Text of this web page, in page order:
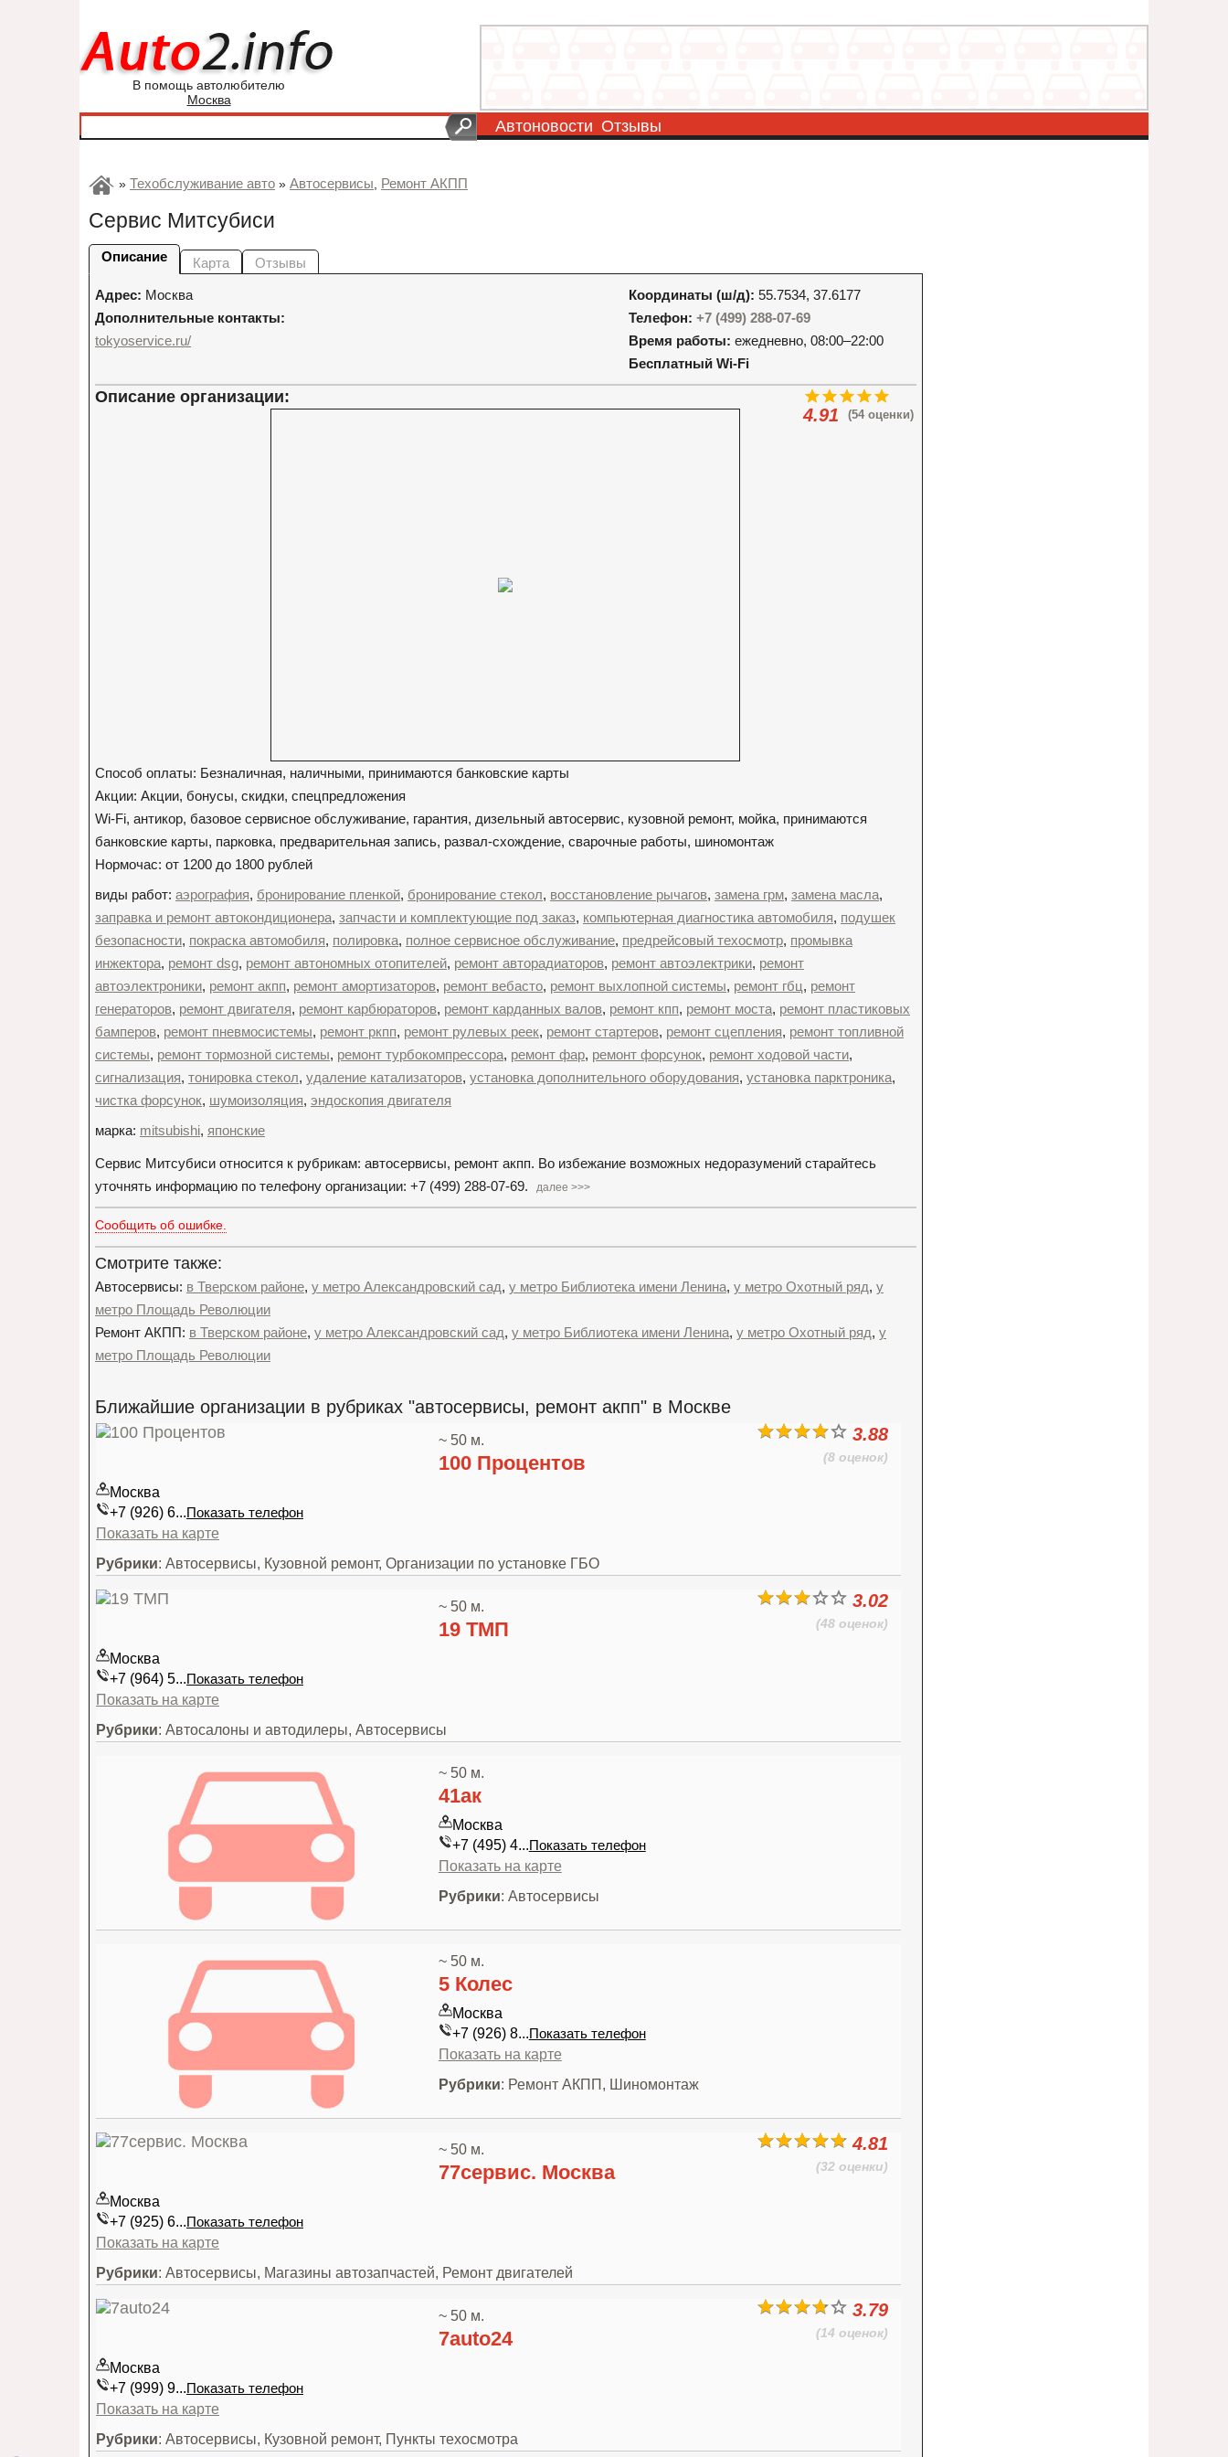
В помощь автолюбителю
Москва
Автоновости Отзывы
» Техобслуживание авто » Автосервисы, Ремонт АКПП
Сервис Митсубиси
Описание Карта Отзывы
Адрес: Москва
Дополнительные контакты:
tokyoservice.ru/
Координаты (ш/д): 55.7534, 37.6177
Телефон: +7 (499) 288-07-69
Время работы: ежедневно, 08:00–22:00
Бесплатный Wi-Fi
(54 оценки)
4.91
Описание организации:
Способ оплаты: Безналичная, наличными, принимаются банковские карты
Акции: Акции, бонусы, скидки, спецпредложения
Wi-Fi, антикор, базовое сервисное обслуживание, гарантия, дизельный автосервис, кузовной ремонт, мойка, принимаются
банковские карты, парковка, предварительная запись, развал-схождение, сварочные работы, шиномонтаж
Нормочас: от 1200 до 1800 рублей
виды работ: аэрография, бронирование пленкой, бронирование стекол, восстановление рычагов, замена грм, замена масла,
заправка и ремонт автокондиционера, запчасти и комплектующие под заказ, компьютерная диагностика автомобиля, подушек
безопасности, покраска автомобиля, полировка, полное сервисное обслуживание, предрейсовый техосмотр, промывка
инжектора, ремонт dsg, ремонт автономных отопителей, ремонт авторадиаторов, ремонт автоэлектрики, ремонт
автоэлектроники, ремонт акпп, ремонт амортизаторов, ремонт вебасто, ремонт выхлопной системы, ремонт гбц, ремонт
генераторов, ремонт двигателя, ремонт карбюраторов, ремонт карданных валов, ремонт кпп, ремонт моста, ремонт пластиковых
бамперов, ремонт пневмосистемы, ремонт ркпп, ремонт рулевых реек, ремонт стартеров, ремонт сцепления, ремонт топливной
системы, ремонт тормозной системы, ремонт турбокомпрессора, ремонт фар, ремонт форсунок, ремонт ходовой части,
сигнализация, тонировка стекол, удаление катализаторов, установка дополнительного оборудования, установка парктроника,
чистка форсунок, шумоизоляция, эндоскопия двигателя
марка: mitsubishi, японские
Сервис Митсубиси относится к рубрикам: автосервисы, ремонт акпп. Во избежание возможных недоразумений старайтесь
уточнять информацию по телефону организации: +7 (499) 288-07-69.
далее >>>
Сообщить об ошибке.
Смотрите также:
Автосервисы: в Тверском районе, у метро Александровский сад, у метро Библиотека имени Ленина, у метро Охотный ряд, у
метро Площадь Революции
Ремонт АКПП: в Тверском районе, у метро Александровский сад, у метро Библиотека имени Ленина, у метро Охотный ряд, у
метро Площадь Революции
Ближайшие организации в рубриках "автосервисы, ремонт акпп" в Москве
3.88
(8 оценок)
~ 50 м.
100 Процентов
Москва
+7 (926) 6...Показать телефон
Показать на карте
Рубрики: Автосервисы, Кузовной ремонт, Организации по установке ГБО
3.02
(48 оценок)
~ 50 м.
19 ТМП
Москва
+7 (964) 5...Показать телефон
Показать на карте
Рубрики: Автосалоны и автодилеры, Автосервисы
~ 50 м.
41ак
Москва
+7 (495) 4...Показать телефон
Показать на карте
Рубрики: Автосервисы
~ 50 м.
5 Колес
Москва
+7 (926) 8...Показать телефон
Показать на карте
Рубрики: Ремонт АКПП, Шиномонтаж
4.81
(32 оценки)
~ 50 м.
77сервис. Москва
Москва
+7 (925) 6...Показать телефон
Показать на карте
Рубрики: Автосервисы, Магазины автозапчастей, Ремонт двигателей
3.79
(14 оценок)
~ 50 м.
7auto24
Москва
+7 (999) 9...Показать телефон
Показать на карте
Рубрики: Автосервисы, Кузовной ремонт, Пункты техосмотра